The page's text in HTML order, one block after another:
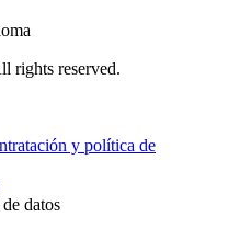
rights reserved.
y política de
datos